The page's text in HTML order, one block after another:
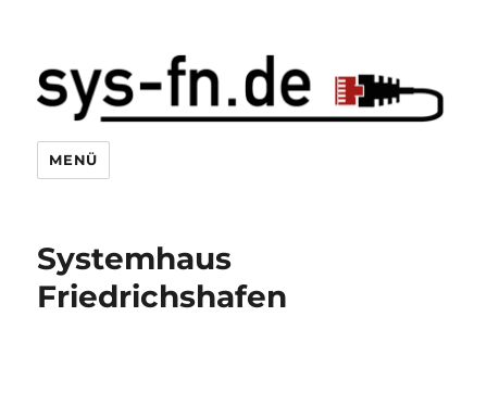
Systemhaus Friedrichshafen
MENÜ
Systemhaus
Friedrichshafen